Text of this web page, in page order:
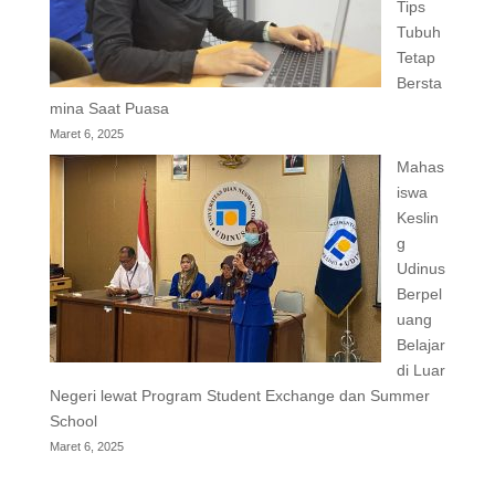
Tips
Tubuh
Tetap
Bersta
mina Saat Puasa
Maret 6, 2025
Mahas
iswa
Keslin
g
Udinus
Berpel
uang
Belajar
di Luar
Negeri lewat Program Student Exchange dan Summer
School
Maret 6, 2025